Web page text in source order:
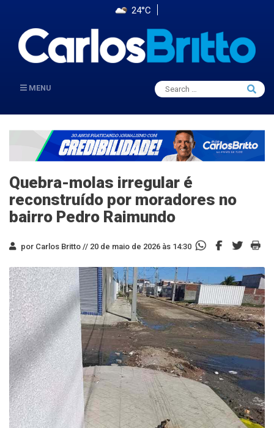
24°C
MENU
Search
for:
Search
Quebra-molas irregular é
reconstruído por moradores no
bairro Pedro Raimundo
por Carlos Britto // 20 de maio de 2026 às 14:30